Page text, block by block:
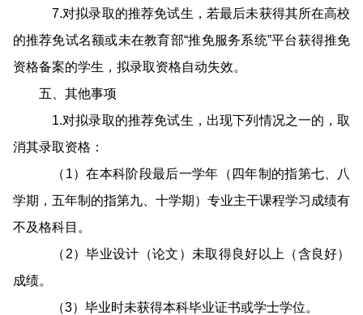
7.对拟录取的推荐免试生，若最后未获得其所在高校
的推荐免试名额或未在教育部“推免服务系统”平台获得推免
资格备案的学生，拟录取资格自动失效。
五、其他事项
1.对拟录取的推荐免试生，出现下列情况之一的，取
消其录取资格：
（1）在本科阶段最后一学年（四年制的指第七、八
学期，五年制的指第九、十学期）专业主干课程学习成绩有
不及格科目。
（2）毕业设计（论文）未取得良好以上（含良好）
成绩。
（3）毕业时未获得本科毕业证书或学士学位。